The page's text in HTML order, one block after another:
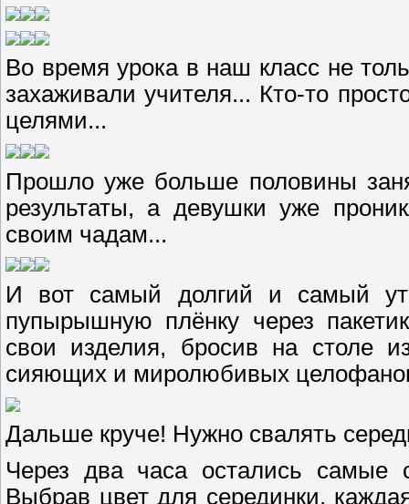
Во время урока в наш класс не
захаживали учителя... Кто-то
целями...
Прошло уже больше половины
результаты, а девушки уже
своим чадам...
И вот самый долгий и самый
пупырышную плёнку через
свои изделия, бросив на столе
сияющих и миролюбивых
Дальше круче! Нужно свалять
Через два часа остались самые
Выбрав цвет для серединки,